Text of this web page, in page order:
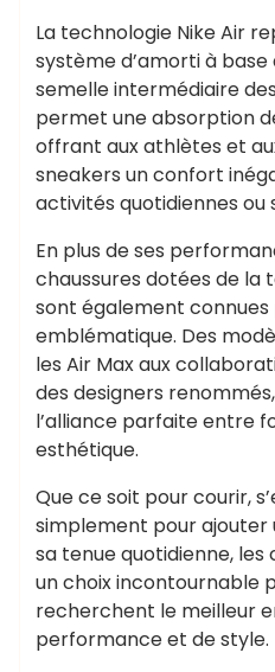
La technologie Nike Air
système d’amorti à base
semelle intermédiaire
permet une absorption
offrant aux athlètes et
sneakers un confort
activités quotidiennes ou
En plus de ses
chaussures dotées de la
sont également
emblématique. Des
les Air Max aux
des designers
l’alliance parfaite entre
esthétique.
Que ce soit pour courir,
simplement pour
sa tenue quotidienne, les
un choix incontournable
recherchent le meilleur
performance et de style.